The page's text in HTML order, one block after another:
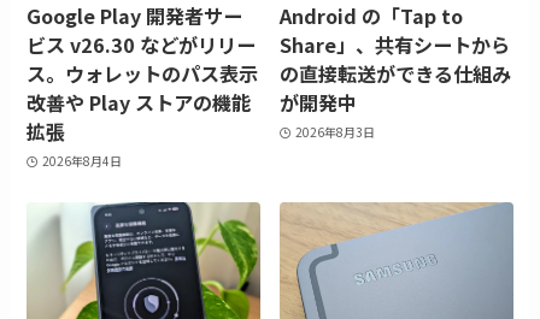
Google Play 開発者サー
ビス v26.30 などがリリー
ス。ウォレットのパス表示
改善や Play ストアの機能
拡張
2026年8月4日
Android の「Tap to
Share」、共有シートから
の直接転送ができる仕組み
が開発中
2026年8月3日